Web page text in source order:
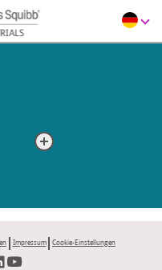
des Enddarms bezieht
Impressum Cookie-Einstellungen